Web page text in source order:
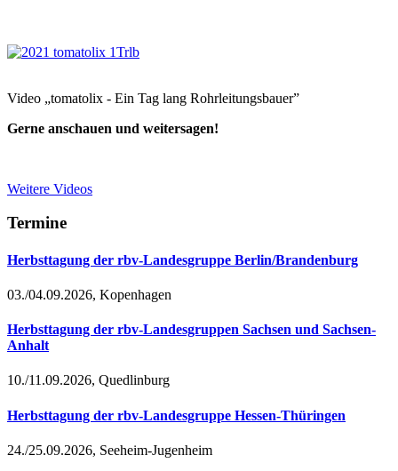
Video „tomatolix - Ein Tag lang Rohrleitungsbauer”
Gerne anschauen und weitersagen!
Weitere Videos
Termine
Herbsttagung der rbv-Landesgruppe Berlin/Brandenburg
03./04.09.2026, Kopenhagen
Herbsttagung der rbv-Landesgruppen Sachsen und Sachsen-
Anhalt
10./11.09.2026, Quedlinburg
Herbsttagung der rbv-Landesgruppe Hessen-Thüringen
24./25.09.2026, Seeheim-Jugenheim